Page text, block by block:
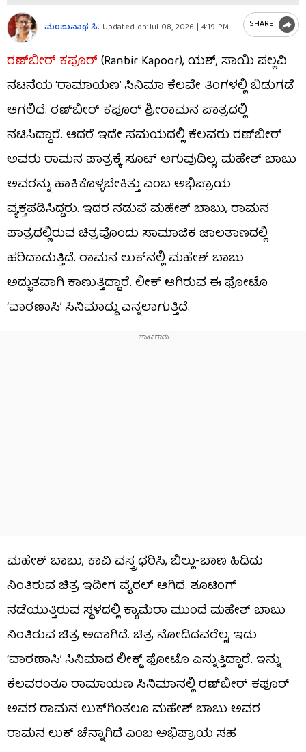
ಮಂಜುನಾಥ ಸಿ. Updated on:Jul 08, 2026 | 4:19 PM SHARE
ರಣ್​​ಬೀರ್ ಕಪೂರ್(Ranbir Kapoor), ಯಶ್, ಸಾಯಿ ಪಲ್ಲವಿ
ನಟನೆಯ ‘ರಾಮಾಯಣ’ ಸಿನಿಮಾ ಕೆಲವೇ ತಿಂಗಳಲ್ಲಿ ಬಿಡುಗಡೆ
ಆಗಲಿದೆ. ರಣ್​​ಬೀರ್ ಕಪೂರ್ ಶ್ರೀರಾಮನ ಪಾತ್ರದಲ್ಲಿ
ನಟಿಸಿದ್ದಾರೆ. ಆದರೆ ಇದೇ ಸಮಯದಲ್ಲಿ ಕೆಲವರು ರಣ್​​ಬೀರ್
ಅವರು ರಾಮನ ಪಾತ್ರಕ್ಕೆ ಸೂಟ್ ಆಗುವುದಿಲ್ಲ, ಮಹೇಶ್ ಬಾಬು
ಅವರನ್ನು ಹಾಕಿಕೊಳ್ಳಬೇಕಿತ್ತು ಎಂಬ ಅಭಿಪ್ರಾಯ
ವ್ಯಕ್ತಪಡಿಸಿದ್ದರು. ಇದರ ನಡುವೆ ಮಹೇಶ್ ಬಾಬು, ರಾಮನ
ಪಾತ್ರದಲ್ಲಿರುವ ಚಿತ್ರವೊಂದು ಸಾಮಾಜಿಕ ಜಾಲತಾಣದಲ್ಲಿ
ಹರಿದಾಡುತ್ತಿದೆ. ರಾಮನ ಲುಕ್​​ನಲ್ಲಿ ಮಹೇಶ್ ಬಾಬು
ಅದ್ಭುತವಾಗಿ ಕಾಣುತ್ತಿದ್ದಾರೆ. ಲೀಕ್ ಆಗಿರುವ ಈ ಫೋಟೊ
‘ವಾರಣಾಸಿ’ ಸಿನಿಮಾದ್ದು ಎನ್ನಲಾಗುತ್ತಿದೆ.
ಮಹೇಶ್ ಬಾಬು, ಕಾವಿ ವಸ್ತ್ರ ಧರಿಸಿ, ಬಿಲ್ಲು-ಬಾಣ ಹಿಡಿದು
ನಿಂತಿರುವ ಚಿತ್ರ ಇದೀಗ ವೈರಲ್ ಆಗಿದೆ. ಶೂಟಿಂಗ್
ನಡೆಯುತ್ತಿರುವ ಸ್ಥಳದಲ್ಲಿ ಕ್ಯಾಮೆರಾ ಮುಂದೆ ಮಹೇಶ್ ಬಾಬು
ನಿಂತಿರುವ ಚಿತ್ರ ಅದಾಗಿದೆ. ಚಿತ್ರ ನೋಡಿದವರೆಲ್ಲ, ಇದು
‘ವಾರಣಾಸಿ’ ಸಿನಿಮಾದ ಲೀಕ್ಡ್ ಫೋಟೊ ಎನ್ನುತ್ತಿದ್ದಾರೆ. ಇನ್ನು
ಕೆಲವರಂತೂ ರಾಮಾಯಣ ಸಿನಿಮಾನಲ್ಲಿ ರಣ್​​ಬೀರ್ ಕಪೂರ್
ಅವರ ರಾಮನ ಲುಕ್​​ಗಿಂತಲೂ ಮಹೇಶ್ ಬಾಬು ಅವರ
ರಾಮನ ಲುಕ್ ಚೆನ್ನಾಗಿದೆ ಎಂಬ ಅಭಿಪ್ರಾಯ ಸಹ